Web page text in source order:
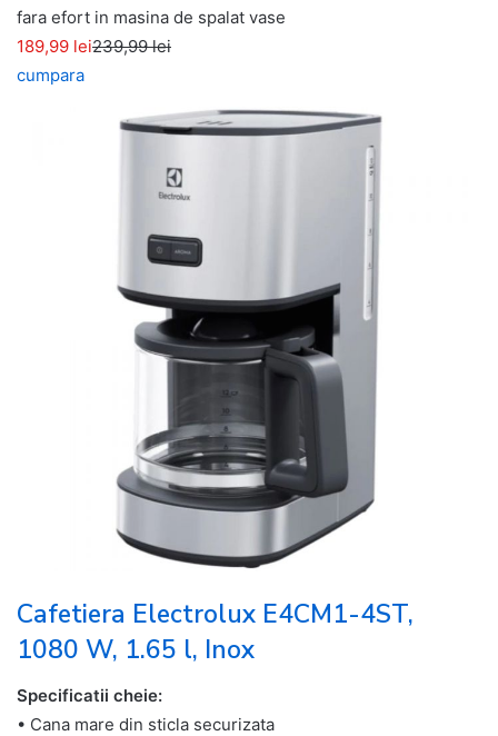
fara efort in masina de spalat vase
189,99 lei239,99 lei
cumpara
Cafetiera Electrolux E4CM1-4ST,
1080 W, 1.65 l, Inox
Specificatii cheie:
• Cana mare din sticla securizata